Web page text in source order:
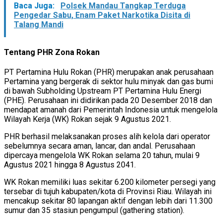
Baca Juga:
Polsek Mandau Tangkap Terduga
Pengedar Sabu, Enam Paket Narkotika Disita di
Talang Mandi
Tentang PHR Zona Rokan
PT Pertamina Hulu Rokan (PHR) merupakan anak perusahaan
Pertamina yang bergerak di sektor hulu minyak dan gas bumi
di bawah Subholding Upstream PT Pertamina Hulu Energi
(PHE). Perusahaan ini didirikan pada 20 Desember 2018 dan
mendapat amanah dari Pemerintah Indonesia untuk mengelola
Wilayah Kerja (WK) Rokan sejak 9 Agustus 2021.
PHR berhasil melaksanakan proses alih kelola dari operator
sebelumnya secara aman, lancar, dan andal. Perusahaan
dipercaya mengelola WK Rokan selama 20 tahun, mulai 9
Agustus 2021 hingga 8 Agustus 2041.
WK Rokan memiliki luas sekitar 6.200 kilometer persegi yang
tersebar di tujuh kabupaten/kota di Provinsi Riau. Wilayah ini
mencakup sekitar 80 lapangan aktif dengan lebih dari 11.300
sumur dan 35 stasiun pengumpul (gathering station).